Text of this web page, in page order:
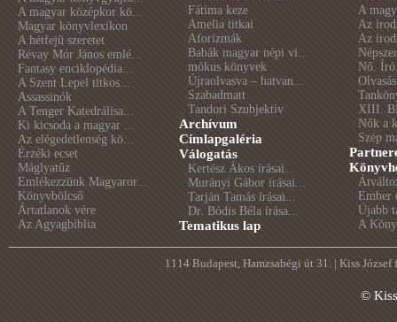
A magyar középkor kö...
Magyar könyvlexikon
A hétfejű szeretet
Révay Mór János emlé...
Fantasy enciklopédia...
A Szent Lepel titkos...
Assassinók
A Tenger Katedrálisa...
Ki kicsoda a magyar ...
Az elégedetlenség kö...
Érzéki ecset
Máglyatűz
Emlékezzünk Magyaror...
Könyvbölcső
Ártatlanok vére
Az Agyagbiblia
Fátima keze
Amelia titkai
Aforizmák
Babák magyar népi vi...
mókus könyvek
Újraolvasva – hatvan...
Szabadmatt
Tandori Szubjektív
Archívum
Címlapgaléria
Válogatás
Kertész Ákos írásai...
Murányi Gábor írásai...
Tarján Tamás írásai...
Dr. Bódis Béla írása...
Tematikus lap
A
Az
Az
Nő.
XIII.
Nők a
Szép
Ember
Újabb
A
1114 Budapest, Hamzsabégi út 31. | Kiss
©